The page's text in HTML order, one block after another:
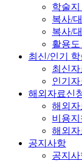
학술
복사/
복사/
활용도
최신/인기 학
최신자
인기자
해외자료신
해외자
비용
해외자
공지사항
공지